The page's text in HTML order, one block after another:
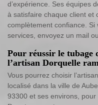
d’expérience. Ses équipes
à satisfaire chaque client et
complètement confiance.
services, envoyez un mail
Pour réussir le tubage
l’artisan Dorquelle
Vous pourrez choisir
localisé dans la ville de
93300 et ses environs,